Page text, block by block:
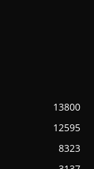
13800
12595
8323